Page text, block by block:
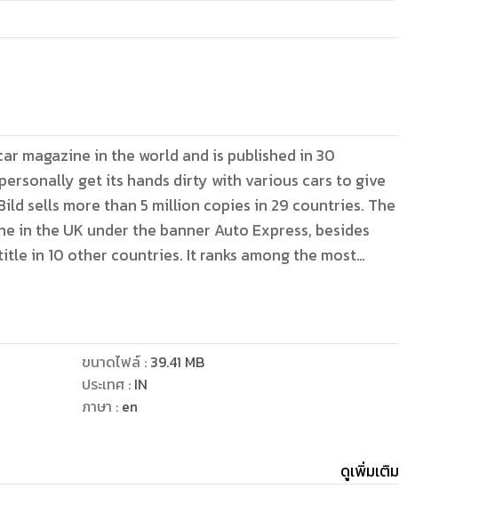
magazine in the world and is published in 30
get its hands dirty with various cars to give
sells more than 5 million copies in 29 countries. The
in the UK under the banner Auto Express, besides
in 10 other countries. It ranks among the most
type.
ขนาดไฟล์: 39.41 MB
ประเทศ : IN
ภาษา : en
ดูเพิ่มเติม